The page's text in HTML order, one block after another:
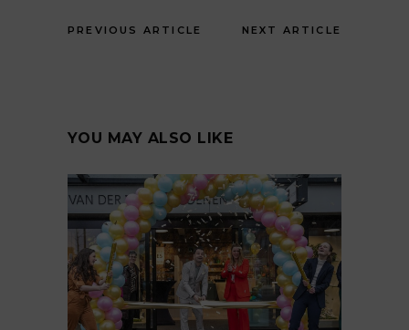
PREVIOUS ARTICLE NEXT ARTICLE
YOU MAY ALSO LIKE